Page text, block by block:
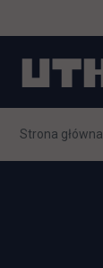
Strona główna